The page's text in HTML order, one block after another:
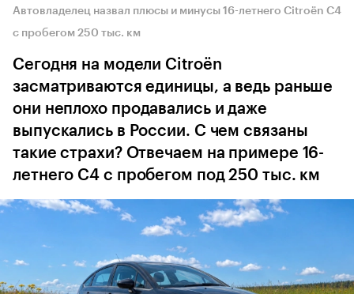
Автовладелец назвал плюсы и минусы 16-летнего Citroёn C4
с пробегом 250 тыс. км
Сегодня на модели Citroёn
засматриваются единицы, а ведь раньше
они неплохо продавались и даже
выпускались в России. С чем связаны
такие страхи? Отвечаем на примере 16-
летнего C4 с пробегом под 250 тыс. км